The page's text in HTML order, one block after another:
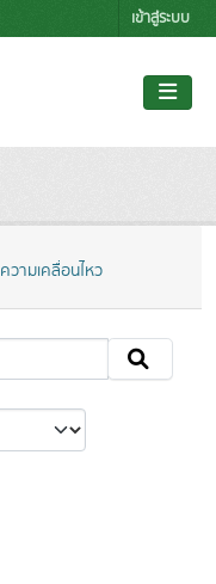
เข้าสู่ระบบ
ความเคลื่อนไหว